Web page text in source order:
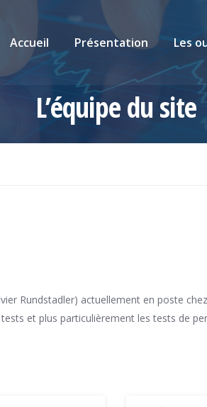
Accueil Présentation Les
L’équipe du site
Rundstadler) actuellement en poste
et plus particulièrement les tests de